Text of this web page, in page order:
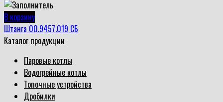
В корзину
Штанга 00.9457.019 СБ
Каталог продукции
Паровые котлы
Водогрейные котлы
Топочные устройства
Дробилки